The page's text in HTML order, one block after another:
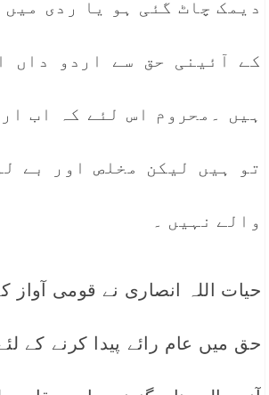
دیمک چاٹ گئی ہو یا ردی
کے آئینی حق سے اردو داں
ہیں ۔محروم اس لئے کہ اب
تو ہیں لیکن مخلص اور بے
والے نہیں ۔
حیات اللہ انصاری نے قومی آواز
حق میں عام رائے پیدا کرنے کے